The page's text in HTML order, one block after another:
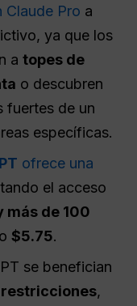
Claude Pro a
ya que los
atopes de
o descubren
fuertes de un
específicas.
ofrece una
el acceso
más de 100
$5.75.
se benefician
,